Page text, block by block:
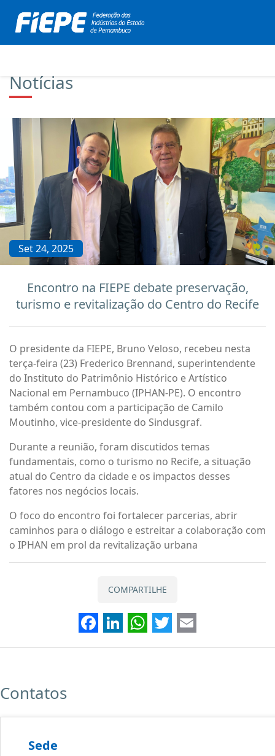
Notícias
Set 24, 2025
Encontro na FIEPE debate preservação,
turismo e revitalização do Centro do Recife
O presidente da FIEPE, Bruno Veloso, recebeu nesta
terça-feira (23) Frederico Brennand, superintendente
do Instituto do Patrimônio Histórico e Artístico
Nacional em Pernambuco (IPHAN-PE). O encontro
também contou com a participação de Camilo
Moutinho, vice-presidente do Sindusgraf.
Durante a reunião, foram discutidos temas
fundamentais, como o turismo no Recife, a situação
atual do Centro da cidade e os impactos desses
fatores nos negócios locais.
O foco do encontro foi fortalecer parcerias, abrir
caminhos para o diálogo e estreitar a colaboração com
o IPHAN em prol da revitalização urbana
COMPARTILHE
Facebook
LinkedIn
WhatsApp
Twitter
Contatos
Sede